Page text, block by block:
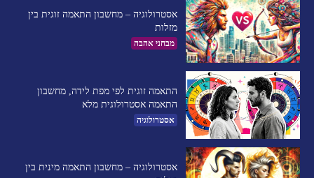
אסטרולוגיה – מחשבון התאמה זוגית בין
מזלות
מבחני אהבה
התאמה זוגית לפי מפת לידה, מחשבון
התאמה אסטרולוגית מלא
אסטרולוגיה
אסטרולוגיה – מחשבון התאמה מינית בין